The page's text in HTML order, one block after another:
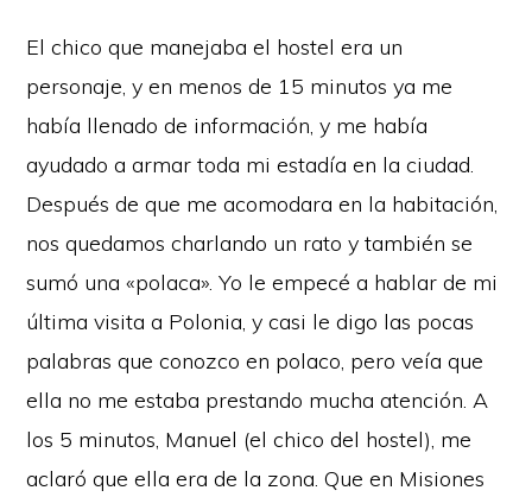
El chico que manejaba el hostel era un
personaje, y en menos de 15 minutos ya me
había llenado de información, y me había
ayudado a armar toda mi estadía en la ciudad.
Después de que me acomodara en la habitación,
nos quedamos charlando un rato y también se
sumó una «polaca». Yo le empecé a hablar de mi
última visita a Polonia, y casi le digo las pocas
palabras que conozco en polaco, pero veía que
ella no me estaba prestando mucha atención. A
los 5 minutos, Manuel (el chico del hostel), me
aclaró que ella era de la zona. Que en Misiones